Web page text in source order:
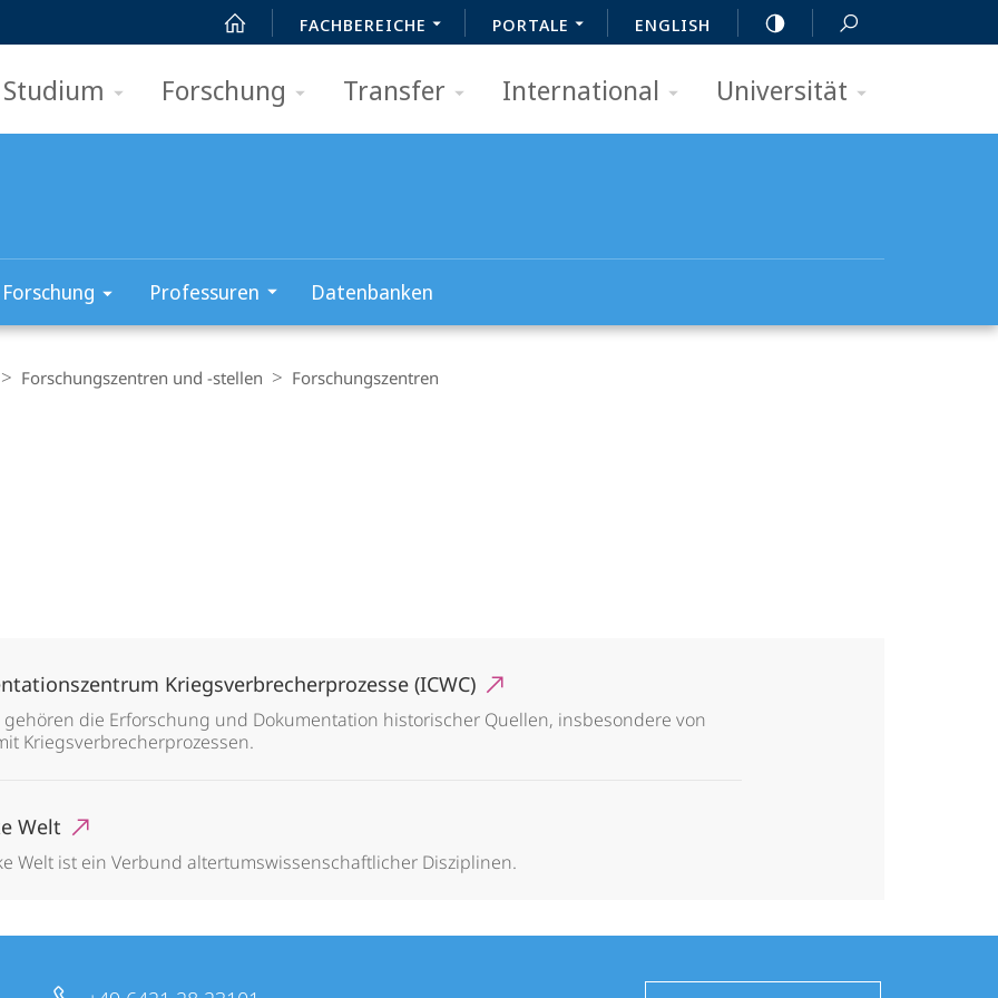
FACHBEREICHE PORTALE ENGLISH
Studium Forschung Transfer International Universität
Forschung Professuren Datenbanken
Forschungszentren und -stellen Forschungszentren
Kriegsverbrecherprozesse (ICWC)
die Erforschung und Dokumentation historischer Quellen, insbesondere von
Kriegsverbrecherprozessen.
Welt
Welt ist ein Verbund altertumswissenschaftlicher Disziplinen.